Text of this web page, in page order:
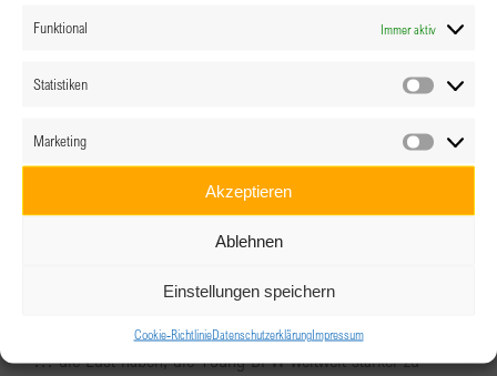
Funktional Immer aktiv
Statistiken
Marketing
Akzeptieren
Ablehnen
Einstellungen speichern
Cookie-RichtlinieDatenschutzerklärungImpressum
internationaler Ebene
tollen Erlebnissen
Eigeninitiative gesucht
Wir freuen uns über Mitglieder, …
… die Lust haben, die Young BPW weltweit stärker zu